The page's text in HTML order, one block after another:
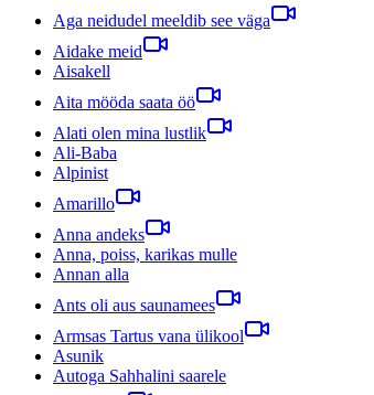
Aga neidudel meeldib see väga
Aidake meid
Aisakell
Aita mööda saata öö
Alati olen mina lustlik
Ali-Baba
Alpinist
Amarillo
Anna andeks
Anna, poiss, karikas mulle
Annan alla
Ants oli aus saunamees
Armsas Tartus vana ülikool
Asunik
Autoga Sahhalini saarele